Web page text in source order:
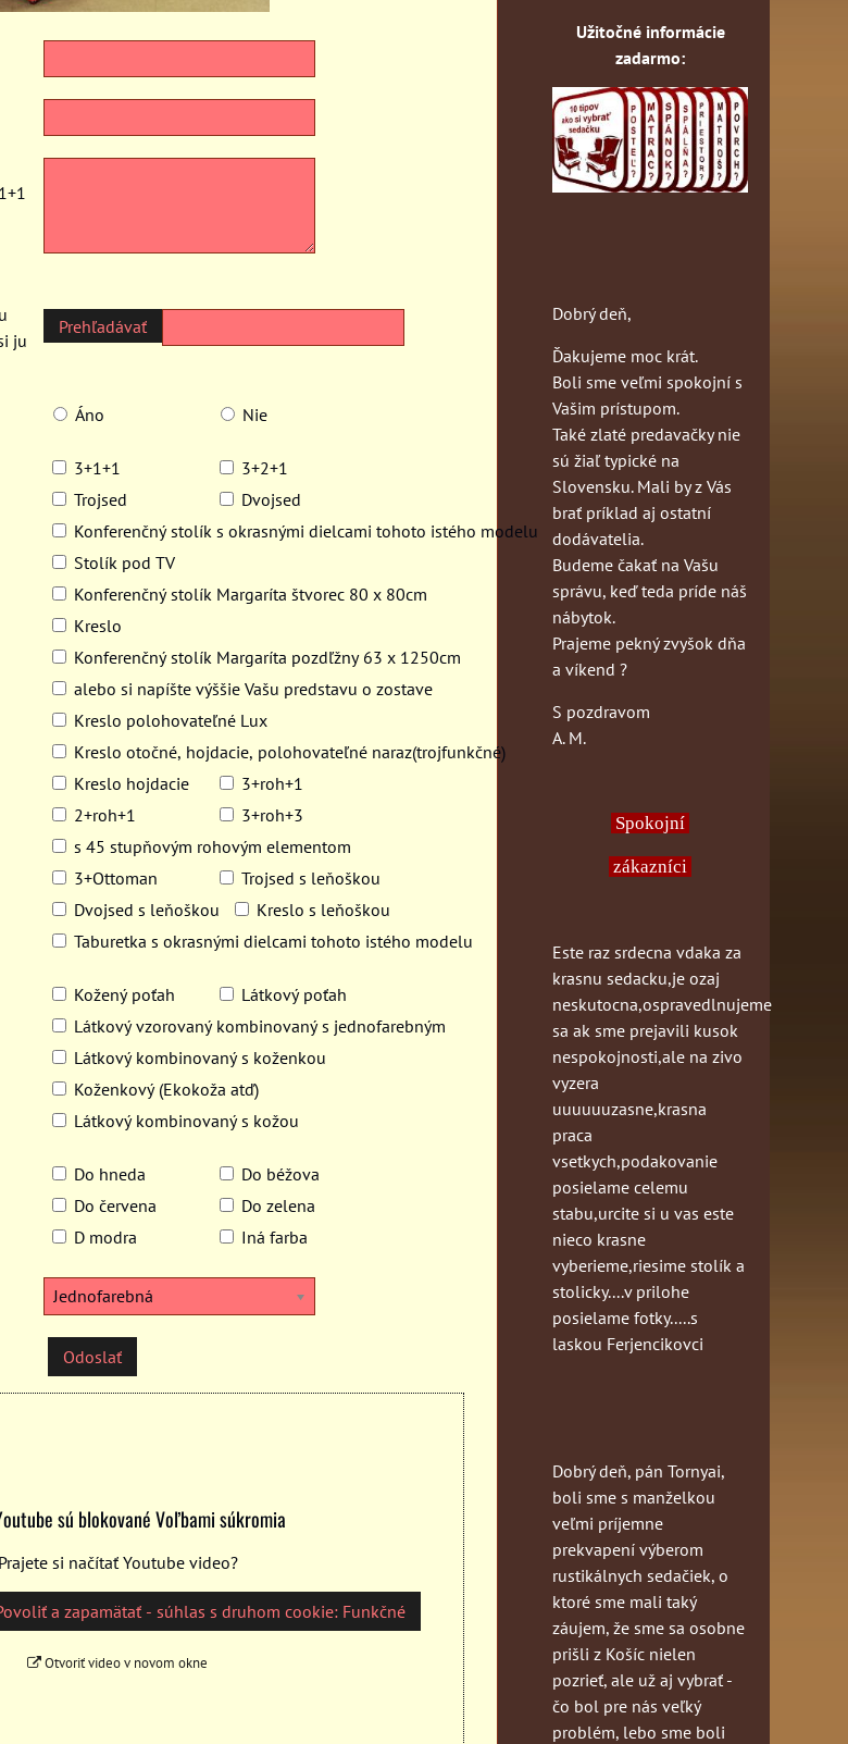
ju
Áno Nie
3+1+1
3+2+1
Trojsed
Dvojsed
Konferenčný stolík s okrasnými dielcami tohoto istého modelu
Stolík pod TV
Konferenčný stolík Margaríta štvorec 80 x 80cm
Kreslo
Konferenčný stolík Margaríta pozdľžny 63 x 1250cm
alebo si napíšte výššie Vašu predstavu o zostave
Kreslo polohovateľné Lux
Kreslo otočné, hojdacie, polohovateľné naraz(trojfunkčné)
Kreslo hojdacie
3+roh+1
2+roh+1
3+roh+3
s 45 stupňovým rohovým elementom
3+Ottoman
Trojsed s leňoškou
Dvojsed s leňoškou
Kreslo s leňoškou
Taburetka s okrasnými dielcami tohoto istého modelu
Kožený poťah
Látkový poťah
Látkový vzorovaný kombinovaný s jednofarebným
Látkový kombinovaný s koženkou
Koženkový (Ekokoža atď)
Látkový kombinovaný s kožou
Do hneda
Do béžova
Do červena
Do zelena
D modra
Iná farba
Jednofarebná
Odoslať
sú blokované Voľbami súkromia
Prajete si načítať Youtube video?
a zapamätať - súhlas s druhom cookie: Funkčné
Otvoriť video v novom okne
Užitočné informácie
zadarmo:
Dobrý deň,
Ďakujeme moc krát.
Boli sme veľmi spokojní s
Vašim prístupom.
Také zlaté predavačky nie
sú žiaľ typické na
Slovensku. Mali by z Vás
brať príklad aj ostatní
dodávatelia.
Budeme čakať na Vašu
správu, keď teda príde náš
nábytok.
Prajeme pekný zvyšok dňa
a víkend ?
S pozdravom
A. M.
Spokojní
zákazníci
Este raz srdecna vdaka za
krasnu sedacku,je ozaj
neskutocna,ospravedlnujeme
sa ak sme prejavili kusok
nespokojnosti,ale na zivo
vyzera
uuuuuuzasne,krasna
praca
vsetkych,podakovanie
posielame celemu
stabu,urcite si u vas este
nieco krasne
vyberieme,riesime stolík a
stolicky....v prilohe
posielame fotky.....s
laskou Ferjencikovci
Dobrý deň, pán Tornyai,
boli sme s manželkou
veľmi príjemne
prekvapení výberom
rustikálnych sedačiek, o
ktoré sme mali taký
záujem, že sme sa osobne
prišli z Košíc nielen
pozrieť, ale už aj vybrať -
čo bol pre nás veľký
problém, lebo sme boli